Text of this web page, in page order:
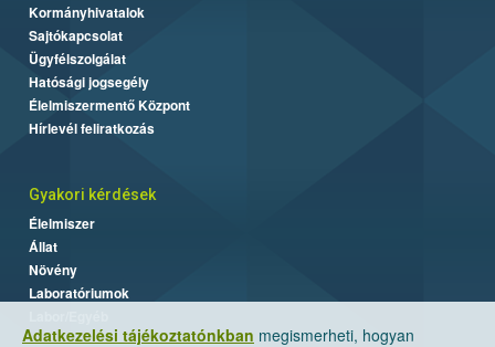
Adatkezelési tájékoztatónkban megismerheti, hogyan
Kormányhivatalok
Sajtókapcsolat
Ügyfélszolgálat
Hatósági jogsegély
Élelmiszermentő Központ
Hírlevél feliratkozás
Gyakori kérdések
Élelmiszer
Állat
Növény
Laboratóriumok